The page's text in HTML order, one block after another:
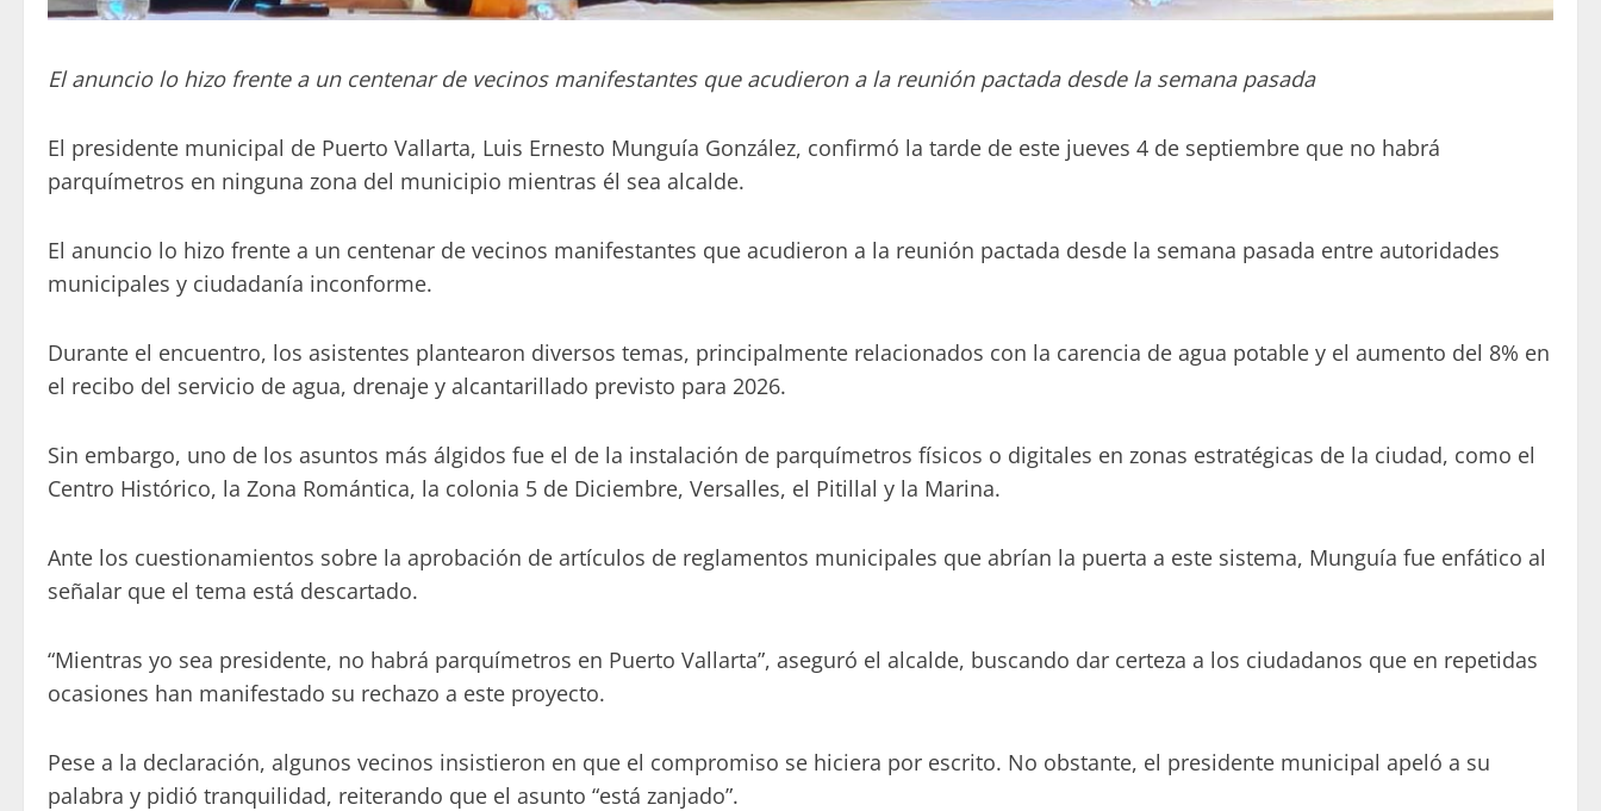
El anuncio lo hizo frente a un centenar de vecinos manifestantes que acudieron a la reunión pactada desde la semana pasada
El presidente municipal de Puerto Vallarta, Luis Ernesto Munguía González, confirmó la tarde de este jueves 4 de septiembre que no habrá
parquímetros en ninguna zona del municipio mientras él sea alcalde.
El anuncio lo hizo frente a un centenar de vecinos manifestantes que acudieron a la reunión pactada desde la semana pasada entre autoridades
municipales y ciudadanía inconforme.
Durante el encuentro, los asistentes plantearon diversos temas, principalmente relacionados con la carencia de agua potable y el aumento del 8% en
el recibo del servicio de agua, drenaje y alcantarillado previsto para 2026.
Sin embargo, uno de los asuntos más álgidos fue el de la instalación de parquímetros físicos o digitales en zonas estratégicas de la ciudad, como el
Centro Histórico, la Zona Romántica, la colonia 5 de Diciembre, Versalles, el Pitillal y la Marina.
Ante los cuestionamientos sobre la aprobación de artículos de reglamentos municipales que abrían la puerta a este sistema, Munguía fue enfático al
señalar que el tema está descartado.
“Mientras yo sea presidente, no habrá parquímetros en Puerto Vallarta”, aseguró el alcalde, buscando dar certeza a los ciudadanos que en repetidas
ocasiones han manifestado su rechazo a este proyecto.
Pese a la declaración, algunos vecinos insistieron en que el compromiso se hiciera por escrito. No obstante, el presidente municipal apeló a su
palabra y pidió tranquilidad, reiterando que el asunto “está zanjado”.